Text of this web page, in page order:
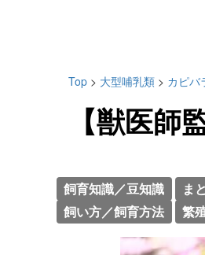
Top > 大型哺乳類 > カピバ
【獣医
飼育知識／豆知識 ま
飼い方／飼育方法
繁